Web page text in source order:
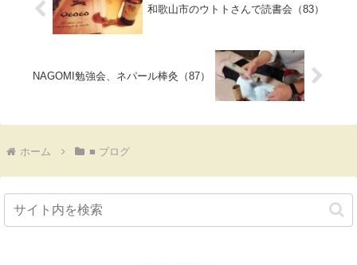
和歌山市のウトトさんで読書会（83）
NAGOMI勉強会、ネパール棒灸（87）
ホーム ■ ブログ